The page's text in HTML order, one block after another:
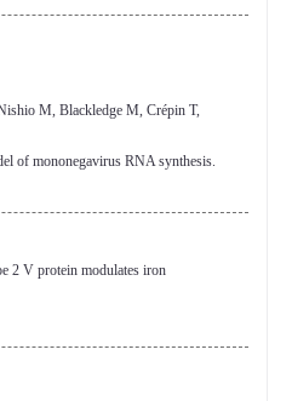
M, Blackledge M, Crépin T,
of mononegavirus RNA synthesis.
2 V protein modulates iron